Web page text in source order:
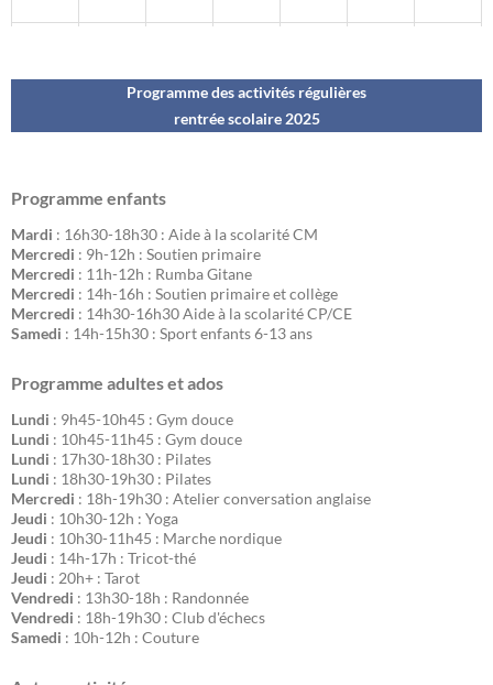
Programme des activités régulières
rentrée scolaire 2025
Programme enfants
Mardi : 16h30-18h30 : Aide à la scolarité CM
Mercredi : 9h-12h : Soutien primaire
Mercredi : 11h-12h : Rumba Gitane
Mercredi : 14h-16h : Soutien primaire et collège
Mercredi : 14h30-16h30 Aide à la scolarité CP/CE
Samedi : 14h-15h30 : Sport enfants 6-13 ans
Programme adultes et ados
Lundi : 9h45-10h45 : Gym douce
Lundi : 10h45-11h45 : Gym douce
Lundi : 17h30-18h30 : Pilates
Lundi : 18h30-19h30 : Pilates
Mercredi : 18h-19h30 : Atelier conversation anglaise
Jeudi : 10h30-12h : Yoga
Jeudi : 10h30-11h45 : Marche nordique
Jeudi : 14h-17h : Tricot-thé
Jeudi : 20h+ : Tarot
Vendredi : 13h30-18h : Randonnée
Vendredi : 18h-19h30 : Club d'échecs
Samedi : 10h-12h : Couture